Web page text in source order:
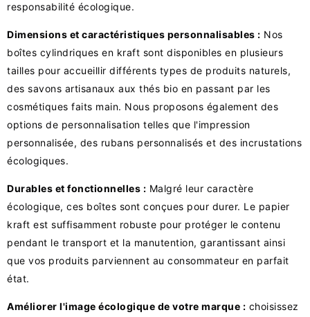
responsabilité écologique.
Dimensions et caractéristiques personnalisables : Nos
boîtes cylindriques en kraft sont disponibles en plusieurs
tailles pour accueillir différents types de produits naturels,
des savons artisanaux aux thés bio en passant par les
cosmétiques faits main. Nous proposons également des
options de personnalisation telles que l'impression
personnalisée, des rubans personnalisés et des incrustations
écologiques.
Durables et fonctionnelles : Malgré leur caractère
écologique, ces boîtes sont conçues pour durer. Le papier
kraft est suffisamment robuste pour protéger le contenu
pendant le transport et la manutention, garantissant ainsi
que vos produits parviennent au consommateur en parfait
état.
Améliorer l'image écologique de votre marque : choisissez